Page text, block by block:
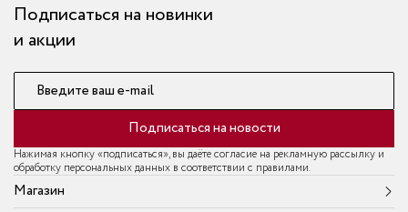
Подписаться на новинки
и акции
Введите ваш e-mail
Подписаться на новости
Нажимая кнопку «подписаться», вы даёте согласие на рекламную рассылку и
обработку персональных данных в соответствии с правилами.
Магазин